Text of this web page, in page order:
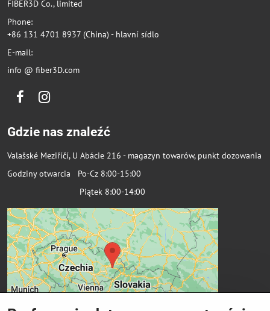
FIBER3D Co., limited
Phone:
+86 131 4701 8937 (China) - hlavní sídlo
E-mail:
info @ fiber3D.com
FacebookInstagram
Gdzie nas znaleźć
Valašské Meziříčí, U Abácie 216 - magazyn towarów, punkt dozowania
Godziny otwarcia Po-Cz 8:00-15:00
Piątek 8:00-14:00